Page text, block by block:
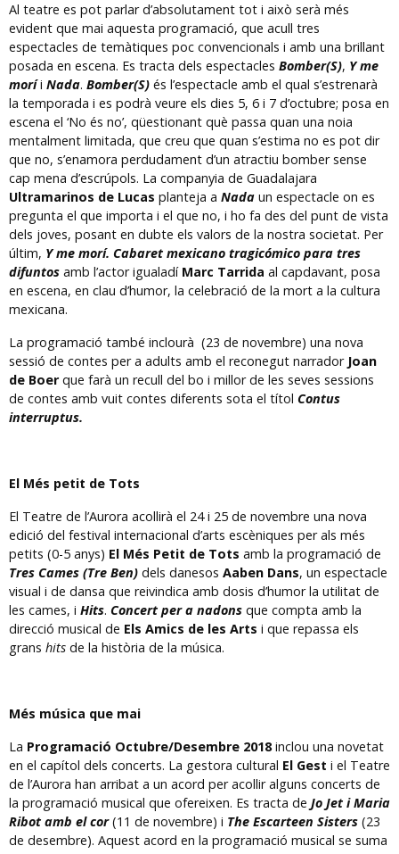
Al teatre es pot parlar d’absolutament tot i això serà més
evident que mai aquesta programació, que acull tres
espectacles de temàtiques poc convencionals i amb una brillant
posada en escena. Es tracta dels espectacles Bomber(S), Y me
morí i Nada. Bomber(S) és l’espectacle amb el qual s’estrenarà
la temporada i es podrà veure els dies 5, 6 i 7 d’octubre; posa en
escena el ‘No és no’, qüestionant què passa quan una noia
mentalment limitada, que creu que quan s’estima no es pot dir
que no, s’enamora perdudament d’un atractiu bomber sense
cap mena d’escrúpols. La companyia de Guadalajara
Ultramarinos de Lucas planteja a Nada un espectacle on es
pregunta el que importa i el que no, i ho fa des del punt de vista
dels joves, posant en dubte els valors de la nostra societat. Per
últim, Y me morí. Cabaret mexicano tragicómico para tres
difuntos amb l’actor igualadí Marc Tarrida al capdavant, posa
en escena, en clau d’humor, la celebració de la mort a la cultura
mexicana.
La programació també inclourà (23 de novembre) una nova
sessió de contes per a adults amb el reconegut narrador Joan
de Boerque farà un recull del bo i millor de les seves sessions
de contes amb vuit contes diferents sota el títol Contus
interruptus.
El Més petit de Tots
El Teatre de l’Aurora acollirà el 24 i 25 de novembre una nova
edició del festival internacional d’arts escèniques per als més
petits (0-5 anys) El Més Petit de Tots amb la programació de
Tres Cames (Tre Ben) dels danesos Aaben Dans, un espectacle
visual i de dansa que reivindica amb dosis d’humor la utilitat de
les cames, i Hits. Concert per a nadons que compta amb la
direcció musical de Els Amics de les Arts i que repassa els
grans hits de la història de la música.
Més música que mai
La Programació Octubre/Desembre 2018inclou una novetat
en el capítol dels concerts. La gestora cultural El Gest i el Teatre
de l’Aurora han arribat a un acord per acollir alguns concerts de
la programació musical que ofereixen. Es tracta de Jo Jet i Maria
Ribot amb el cor(11 de novembre) i The Escarteen Sisters (23
de desembre). Aquest acord en la programació musical se suma